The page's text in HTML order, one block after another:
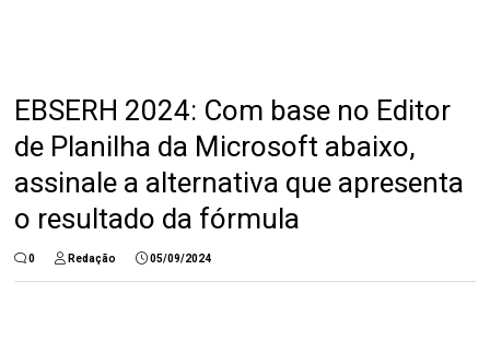
EBSERH 2024: Com base no Editor
de Planilha da Microsoft abaixo,
assinale a alternativa que apresenta
o resultado da fórmula
0 Redação 05/09/2024